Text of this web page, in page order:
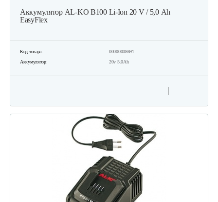
Аккумулятор AL-KO B100 Li-Ion 20 V / 5,0 Аh
EasyFlex
Код товара:
00000008691
Аккумулятор:
20v 5.0Ah